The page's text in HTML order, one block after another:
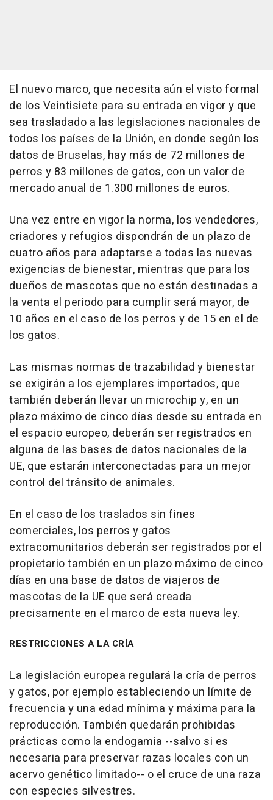
El nuevo marco, que necesita aún el visto formal
de los Veintisiete para su entrada en vigor y que
sea trasladado a las legislaciones nacionales de
todos los países de la Unión, en donde según los
datos de Bruselas, hay más de 72 millones de
perros y 83 millones de gatos, con un valor de
mercado anual de 1.300 millones de euros.
Una vez entre en vigor la norma, los vendedores,
criadores y refugios dispondrán de un plazo de
cuatro años para adaptarse a todas las nuevas
exigencias de bienestar, mientras que para los
dueños de mascotas que no están destinadas a
la venta el periodo para cumplir será mayor, de
10 años en el caso de los perros y de 15 en el de
los gatos.
Las mismas normas de trazabilidad y bienestar
se exigirán a los ejemplares importados, que
también deberán llevar un microchip y, en un
plazo máximo de cinco días desde su entrada en
el espacio europeo, deberán ser registrados en
alguna de las bases de datos nacionales de la
UE, que estarán interconectadas para un mejor
control del tránsito de animales.
En el caso de los traslados sin fines
comerciales, los perros y gatos
extracomunitarios deberán ser registrados por el
propietario también en un plazo máximo de cinco
días en una base de datos de viajeros de
mascotas de la UE que será creada
precisamente en el marco de esta nueva ley.
RESTRICCIONES A LA CRÍA
La legislación europea regulará la cría de perros
y gatos, por ejemplo estableciendo un límite de
frecuencia y una edad mínima y máxima para la
reproducción. También quedarán prohibidas
prácticas como la endogamia --salvo si es
necesaria para preservar razas locales con un
acervo genético limitado-- o el cruce de una raza
con especies silvestres.